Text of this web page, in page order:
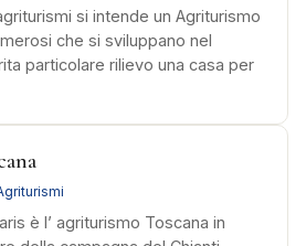
si intende un Agriturismo
che si sviluppano nel
particolare rilievo una casa per
è l’ agriturismo Toscana in